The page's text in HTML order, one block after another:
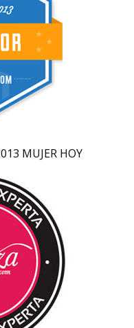
MUJER HOY